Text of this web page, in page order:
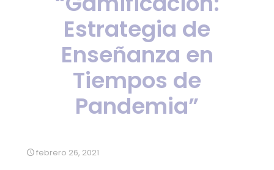
Estrategia de
Enseñanza en
Tiempos de
Pandemia”
febrero 26, 2021